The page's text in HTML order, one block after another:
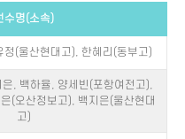
수명(소속)
(울산현대고), 한혜리(동부고)
, 백하율, 양세빈(포항여전고),
(오산정보고), 백지은(울산현대
고)